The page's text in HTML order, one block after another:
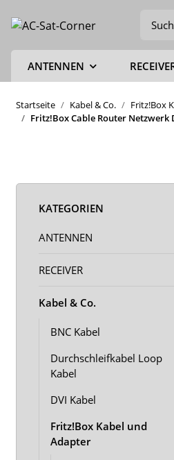
ANTENNEN
Startseite Kabel & Co. Fritz!Box
Fritz!Box Cable Router Netzwerk
KATEGORIEN
ANTENNEN
RECEIVER
Kabel & Co.
BNC Kabel
Durchschleifkabel Loop
Kabel
DVI Kabel
Fritz!Box Kabel und
Adapter